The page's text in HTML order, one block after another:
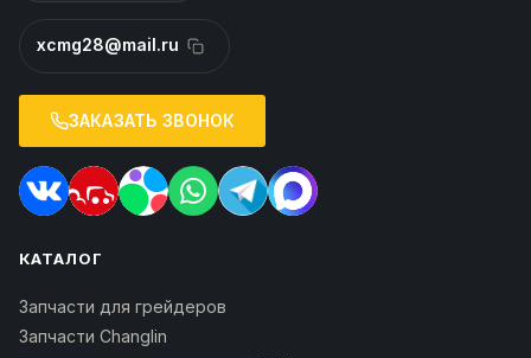
xcmg28@mail.ru
ЗАКАЗАТЬ ЗВОНОК
КАТАЛОГ
Запчасти для грейдеров
Запчасти Changlin